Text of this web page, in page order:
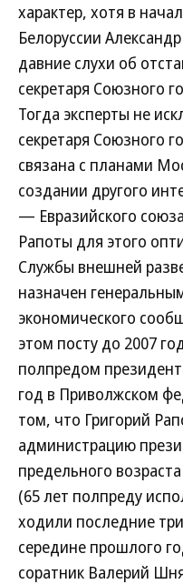
характер, хотя в
Белоруссии
давние слухи об
секретаря Союзного
Тогда эксперты не
секретаря Союзного
связана с планами
создании другого
— Евразийского
Рапоты для этого
Службы внешней
назначен
экономического
этом посту до 2007
полпредом
год в Приволжском
том, что Григорий
администрацию
предельного
(65 лет полпреду
ходили последние
середине прошлого
соратник Валерий